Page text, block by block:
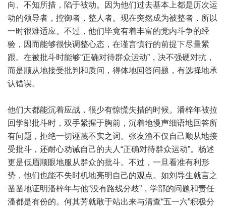
向、不知所措，陷于被动。因为他们过去基本上都是历次运
动的领导者，控御者，整人者。现在突然成为被整者，所以
一时很难适应。不过，他们毕竟有着丰富的党内斗争的经
验，因而能够很快调整心态，在谨言慎行的前提下尽量紧
跟。在被批斗时能够“正确对待群众运动”，决不强硬对抗，
而是顺从地接受批判和质问，得体地回答问题，有选择地承
认错误。
他们大都能沉着应战，很少有惊慌失措的时候。潘梓年被拉
回学部批斗时，双手紧握于胸前，沉着地慢声细语地回答所
有问题，拒绝一切诬蔑不实之词。张友渔不仅自己顺从地接
受批斗，还耐心劝诫自己的夫人“正确对待群众运动”。杨述
更是低眉顺眼地服从群众的批斗。不过，一旦看准有利形
势，他们也能不失时机地亮明自己的观点。如刘导生就言之
凿凿地证明潘梓年与他“没有路线分歧”，学部的问题和责任
潘都是有份的。何其芳就敢于站出来与清查“五一六”积极分